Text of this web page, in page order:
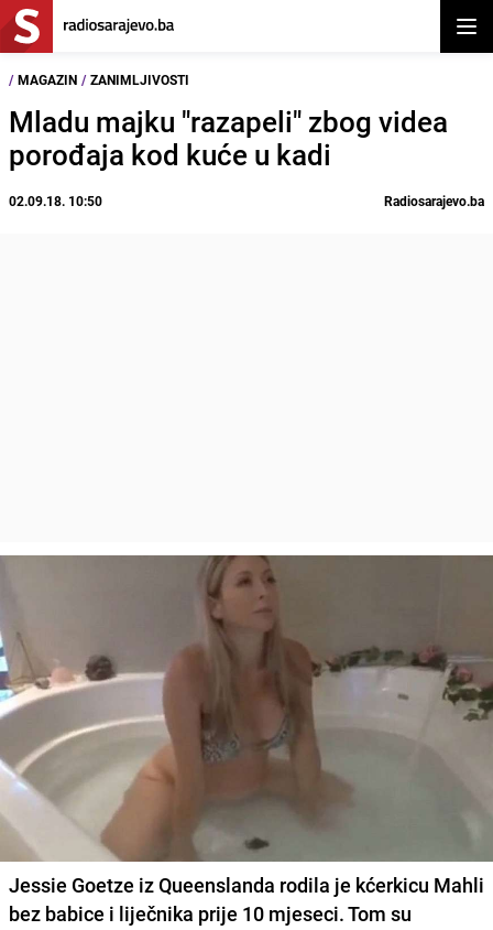
/ MAGAZIN / ZANIMLJIVOSTI
Mladu majku "razapeli" zbog videa
porođaja kod kuće u kadi
02.09.18. 10:50 Radiosarajevo.ba
Jessie Goetze iz Queenslanda rodila je kćerkicu Mahli
bez babice i liječnika prije 10 mjeseci. Tom su